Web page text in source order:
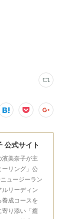
公式サイト
美奈子が主
ーリング」公
ュージーラン
ルリーディン
成コースを
り添い「癒